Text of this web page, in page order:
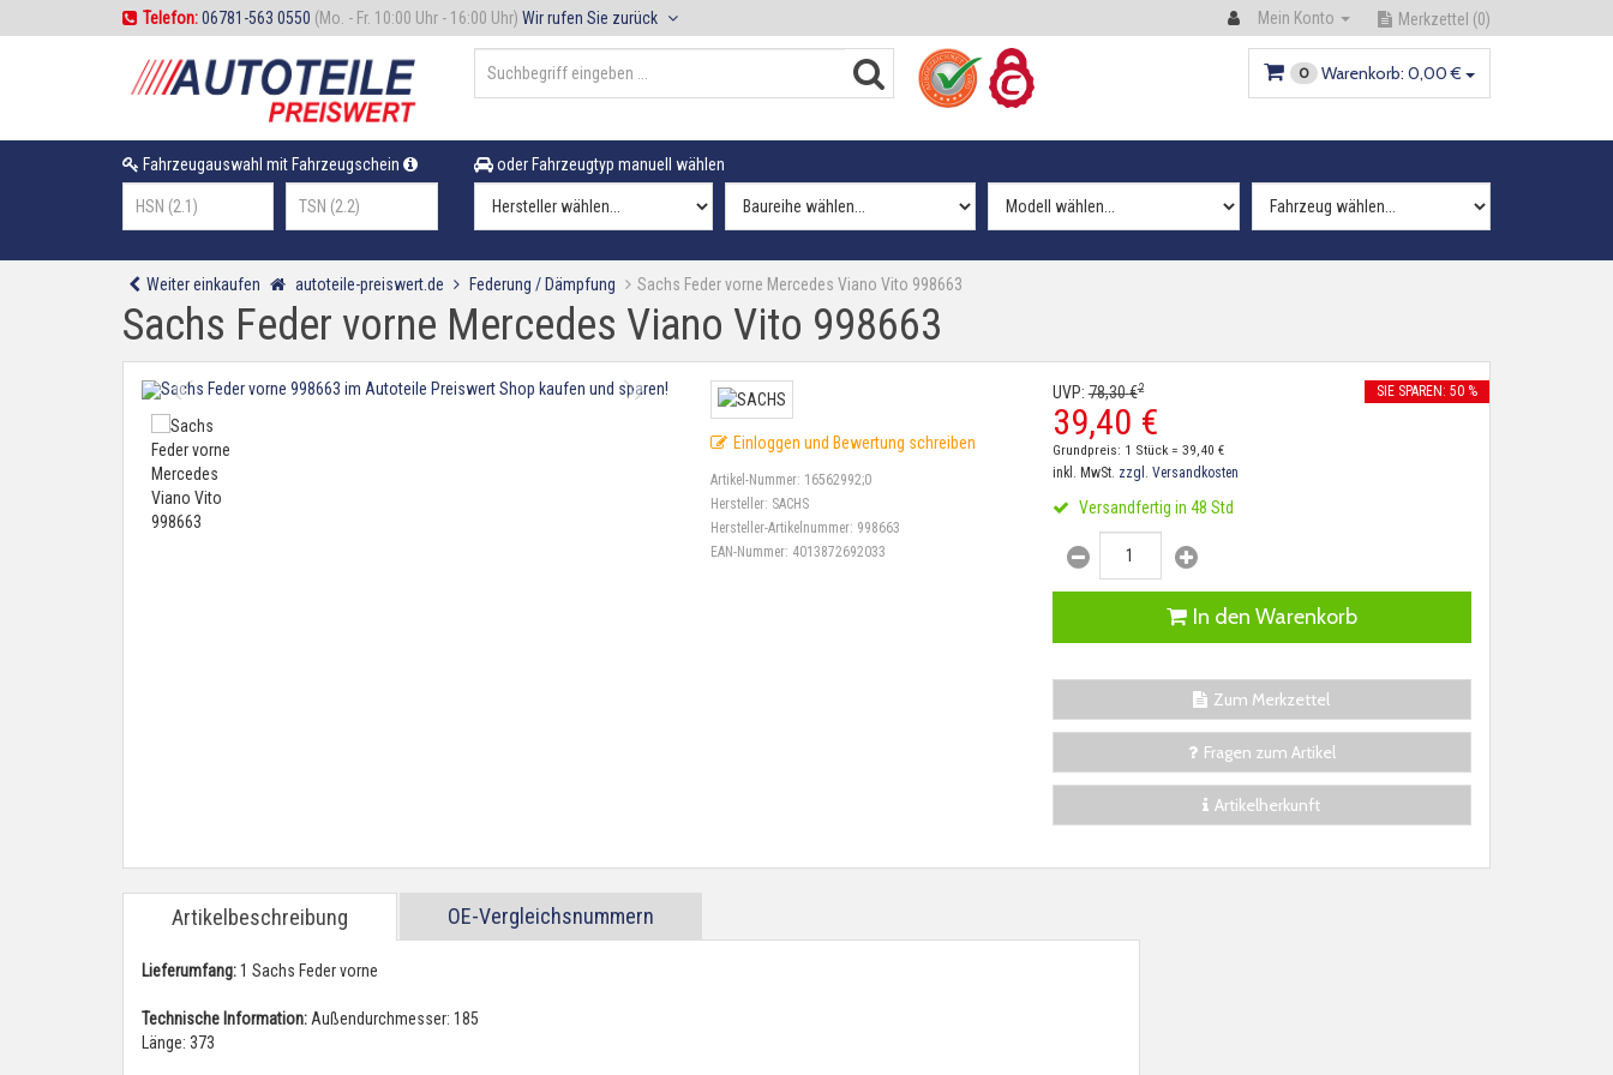
Telefon:06781-563 0550 (Mo. - Fr. 10:00 Uhr - 16:00 Uhr) Wir rufen Sie zurück Mein Konto Merkzettel (0)
0 Warenkorb: 0,00 €
Fahrzeugauswahl mit Fahrzeugschein oder Fahrzeugtyp manuell wählen
Weiter einkaufen autoteile-preiswert.de Federung / Dämpfung Sachs Feder vorne Mercedes Viano Vito 998663
Sachs Feder vorne Mercedes Viano Vito 998663
Einloggen und Bewertung schreiben
Artikel-Nummer: 16562992;0
Hersteller: SACHS
Hersteller-Artikelnummer: 998663
EAN-Nummer: 4013872692033
UVP:78,30€2
39,40 €
SIE SPAREN: 50 %
Grundpreis: 1 Stück = 39,40 €
inkl. MwSt. zzgl. Versandkosten
Versandfertig in 48 Std
In den Warenkorb
Zum Merkzettel
Fragen zum Artikel
Artikelherkunft
Artikelbeschreibung OE-Vergleichsnummern
Lieferumfang:1 Sachs Feder vorne
Technische Information: Außendurchmesser: 185
Länge: 373